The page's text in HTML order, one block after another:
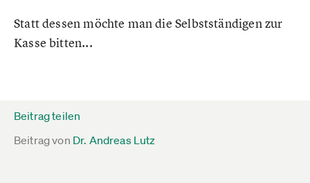
Statt dessen möchte man die Selbstständigen zur
Kasse bitten...
Beitrag teilen
Beitrag von Dr. Andreas Lutz